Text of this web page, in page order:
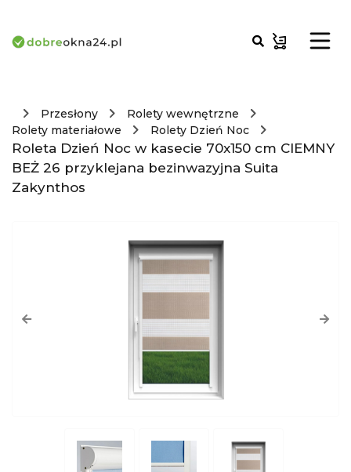
Przesłony
Rolety wewnętrzne
Rolety materiałowe
Rolety Dzień Noc
Roleta Dzień Noc w kasecie 70x150 cm CIEMNY
BEŻ 26 przyklejana bezinwazyjna Suita
Zakynthos